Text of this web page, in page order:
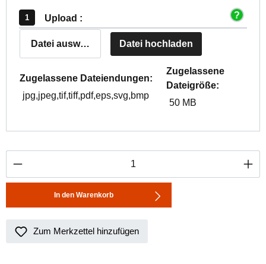
Upload :
Datei auswählen Datei hochladen
Zugelassene Dateiendungen:
jpg,jpeg,tif,tiff,pdf,eps,svg,bmp
Zugelassene
Dateigröße:
50 MB
Produkt Anzahl: Gib den gewünschten
In den Warenkorb
Zum Merkzettel hinzufügen